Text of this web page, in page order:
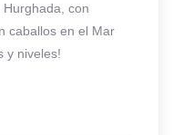
Hurghada, con
caballos en el Mar
y niveles!